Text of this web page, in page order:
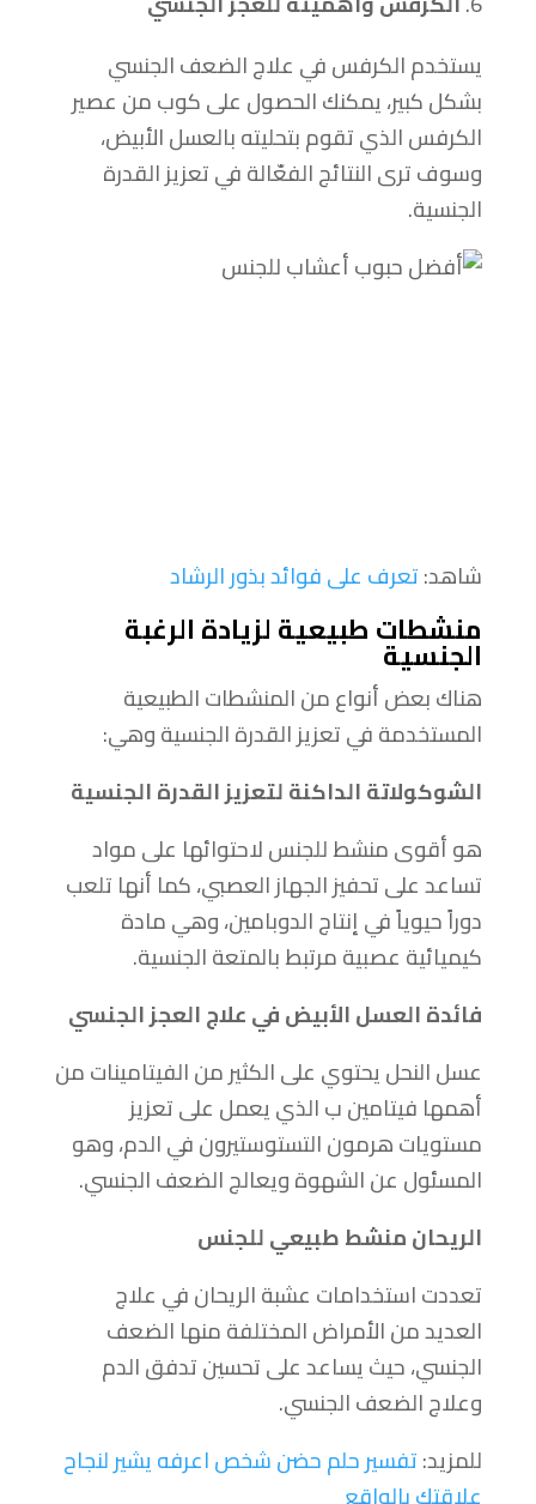
يستخدم الكرفس في علاج الضعف الجنسي
بشكل كبير، يمكنك الحصول على كوب من عصير
الكرفس الذي تقوم بتحليته بالعسل الأبيض،
وسوف ترى النتائج الفعّالة في تعزيز القدرة
الجنسية.
شاهد:تعرف على فوائد بذور الرشاد
منشطات طبيعية لزيادة الرغبة
الجنسية
هناك بعض أنواع من المنشطات الطبيعية
المستخدمة في تعزيز القدرة الجنسية وهي:
الشوكولاتة الداكنة لتعزيز القدرة الجنسية
هو أقوى منشط للجنس لاحتوائها على مواد
تساعد على تحفيز الجهاز العصبي، كما أنها تلعب
دوراً حيوياً في إنتاج الدوبامين، وهي مادة
كيميائية عصبية مرتبط بالمتعة الجنسية.
فائدة العسل الأبيض في علاج العجز الجنسي
عسل النحل يحتوي على الكثير من الفيتامينات من
أهمها فيتامين ب الذي يعمل على تعزيز
مستويات هرمون التستوستيرون في الدم، وهو
المسئول عن الشهوة ويعالج الضعف الجنسي.
الريحان منشط طبيعي للجنس
تعددت استخدامات عشبة الريحان في علاج
العديد من الأمراض المختلفة منها الضعف
الجنسي، حيث يساعد على تحسين تدفق الدم
وعلاج الضعف الجنسي.
للمزيد:تفسير حلم حضن شخص اعرفه يشير لنجاح